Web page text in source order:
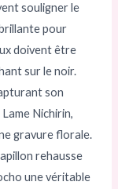
souligner le
pour
doivent être
sur le noir.
son
Nichirin,
gravure florale.
rehausse
une véritable